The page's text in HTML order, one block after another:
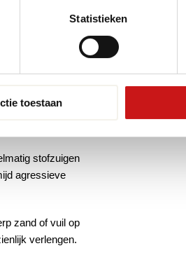
Statistieken
toestaan
belangrijk om
klikken. Als je
stofzuigen
agressieve
zand of vuil op
verlengen.